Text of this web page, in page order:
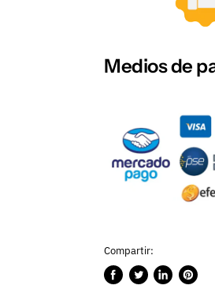
Medios de
Compartir:
CompartirPublicarCompartirGuardar